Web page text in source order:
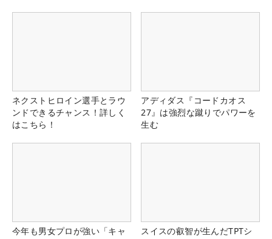
ネクストヒロイン選手とラウ
ンドできるチャンス！詳しく
はこちら！
アディダス『コードカオス
27』は強烈な蹴りでパワーを
生む
今年も男女プロが強い「キャ
スイスの叡智が生んだTPTシ